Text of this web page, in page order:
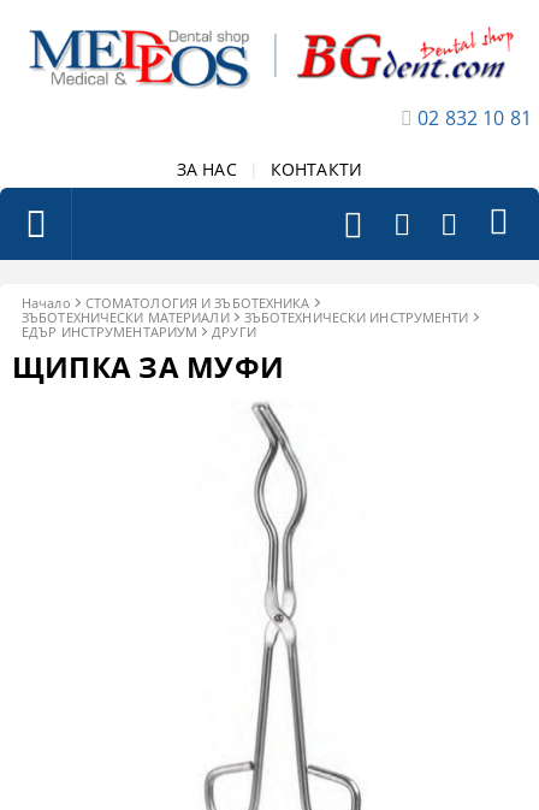
02 832 10 81
ЗА НАС КОНТАКТИ
Начало
СТОМАТОЛОГИЯ И ЗЪБОТЕХНИКА
ЗЪБОТЕХНИЧЕСКИ МАТЕРИАЛИ
ЗЪБОТЕХНИЧЕСКИ ИНСТРУМЕНТИ
ЕДЪР ИНСТРУМЕНТАРИУМ
ДРУГИ
ЩИПКА ЗА МУФИ